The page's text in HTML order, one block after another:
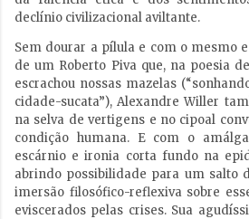
declínio civilizacional aviltante.
Sem dourar a pílula e com o mesmo
de um Roberto Piva que, na poesia
escrachou nossas mazelas
cidade-sucata”), Alexandre Willer
na selva de vertigens e no cipoal
condição humana. E com o
escárnio e ironia corta fundo na
abrindo possibilidade para um salto
imersão filosófico-reflexiva sobre
eviscerados pelas crises. Sua